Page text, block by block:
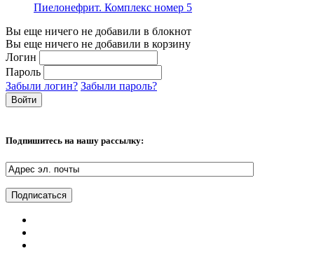
Пиелонефрит. Комплекс номер 5
Вы еще ничего не добавили в блокнот
Вы еще ничего не добавили в корзину
Логин
Пароль
Забыли логин? Забыли пароль?
Подпишитесь на нашу рассылку: